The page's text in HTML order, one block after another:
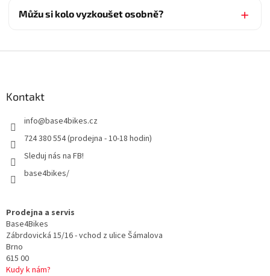
Můžu si kolo vyzkoušet osobně?
Kontakt
info@base4bikes.cz
724 380 554 (prodejna - 10-18 hodin)
Sleduj nás na FB!
base4bikes/
Prodejna a servis
Base4Bikes
Zábrdovická 15/16 - vchod z ulice Šámalova
Brno
615 00
Kudy k nám?